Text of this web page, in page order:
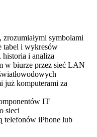
zrozumiałymi symbolami
tabel i wykresów
historia i analiza
w biurze przez sieć LAN
już komputerami za
IT
sieci
telefonów iPhone lub